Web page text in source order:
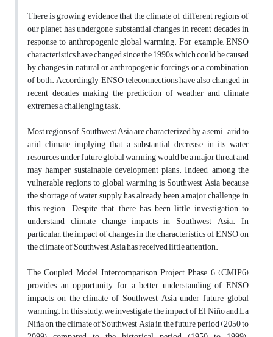
There is growing evidence that the climate of different regions of
our planet has undergone substantial changes in recent decades in
response to anthropogenic global warming. For example, ENSO
characteristics have changed since the 1990s, which could be caused
by changes in natural or anthropogenic forcings or a combination
of both. Accordingly, ENSO teleconnections have also changed in
recent decades, making the prediction of weather and climate
extremes a challenging task.
Most regions of Southwest Asia are characterized by a semi-arid to
arid climate, implying that a substantial decrease in its water
resources under future global warming would be a major threat and
may hamper sustainable development plans. Indeed, among the
vulnerable regions to global warming is Southwest Asia because
the shortage of water supply has already been a major challenge in
this region. Despite that, there has been little investigation to
understand climate change impacts in Southwest Asia. In
particular, the impact of changes in the characteristics of ENSO on
the climate of Southwest Asia has received little attention.
The Coupled Model Intercomparison Project Phase 6 (CMIP6)
provides an opportunity for a better understanding of ENSO
impacts on the climate of Southwest Asia under future global
warming. In this study, we investigate the impact of El Niño and La
Niña on the climate of Southwest Asia in the future period (2050 to